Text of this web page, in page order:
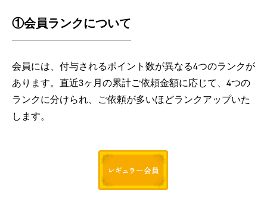
①会員ランクについて
会員には、付与されるポイント数が異なる4つのランクが
あります。直近3ヶ月の累計ご依頼金額に応じて、4つの
ランクに分けられ、ご依頼が多いほどランクアップいた
します。